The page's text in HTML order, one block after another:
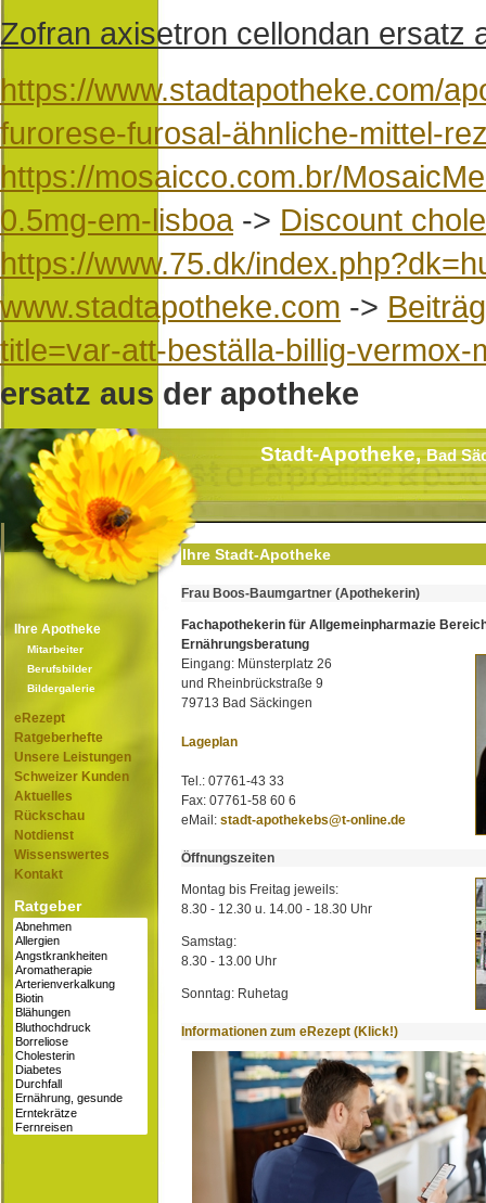
Zofran axisetron cellondan ersatz
https://www.stadtapotheke.com/
furorese-furosal-ähnliche-mittel-
https://mosaicco.com.br/
0.5mg-em-lisboa-> Discount
https://www.75.dk/
www.stadtapotheke.com ->
title=var-att-beställa-billig-vermox-
ersatz aus der apotheke
Stadt-Apotheke,Bad
Ihre Apotheke
Mitarbeiter
Berufsbilder
Bildergalerie
eRezept
Ratgeberhefte
Unsere Leistungen
Schweizer Kunden
Aktuelles
Rückschau
Notdienst
Wissenswertes
Kontakt
Ratgeber
Ihre Stadt-Apotheke
Frau Boos-Baumgartner (Apothekerin)
Fachapothekerin für Allgemeinpharmazie
Ernährungsberatung
Eingang: Münsterplatz 26
und Rheinbrückstraße 9
79713 Bad Säckingen
Lageplan
Tel.: 07761-43 33
Fax: 07761-58 60 6
eMail: stadt-apothekebs@t-online.de
Öffnungszeiten
Montag bis Freitag jeweils:
8.30 - 12.30 u. 14.00 - 18.30 Uhr
Samstag:
8.30 - 13.00 Uhr
Sonntag: Ruhetag
Informationen zum eRezept (Klick!)